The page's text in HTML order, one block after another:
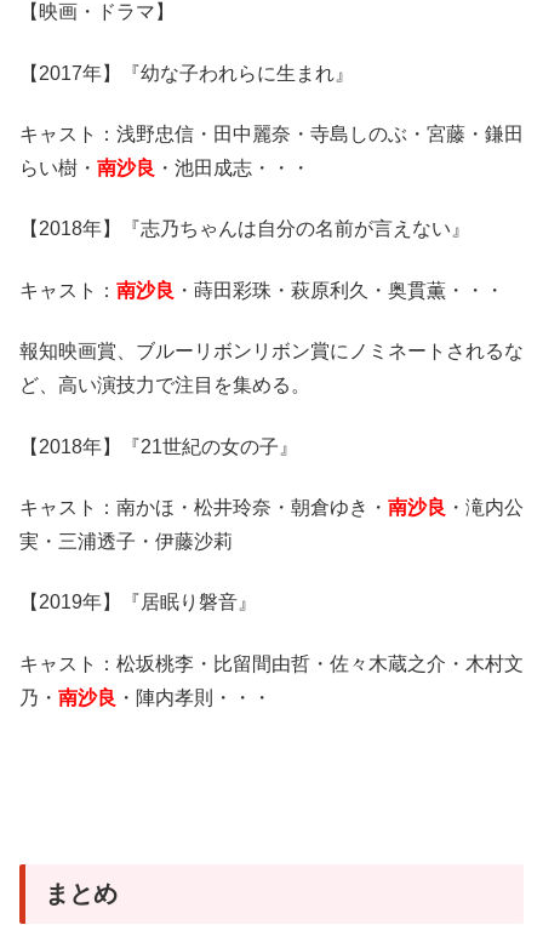
【映画・ドラマ】
【2017年】『幼な子われらに生まれ』
キャスト：浅野忠信・田中麗奈・寺島しのぶ・宮藤・鎌田
らい樹・ 南沙良 ・池田成志・・・
【2018年】『志乃ちゃんは自分の名前が言えない』
キャスト： 南沙良 ・蒔田彩珠・萩原利久・奥貫薫・・・
報知映画賞、ブルーリボンリボン賞にノミネートされるな
ど、高い演技力で注目を集める。
【2018年】『21世紀の女の子』
キャスト：南かほ・松井玲奈・朝倉ゆき・ 南沙良 ・滝内公
実・三浦透子・伊藤沙莉
【2019年】『居眠り磐音』
キャスト：松坂桃李・比留間由哲・佐々木蔵之介・木村文
乃・ 南沙良 ・陣内孝則・・・
まとめ